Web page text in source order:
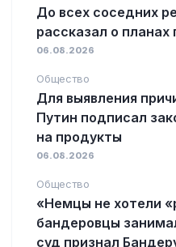
До всех соседних
рассказал о
06.08.2026
Общество
Для выявления
Путин подписал
на продукты
06.08.2026
Общество
«Немцы не хотели
бандеровцы
суд признал